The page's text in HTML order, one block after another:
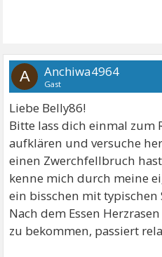
A Anchiwa4964
Gast
Liebe Belly86!
Bitte lass dich einmal zum
aufklären und versuche
einen Zwerchfellbruch
kenne mich durch meine
ein bisschen mit typischen
Nach dem Essen
zu bekommen, passiert